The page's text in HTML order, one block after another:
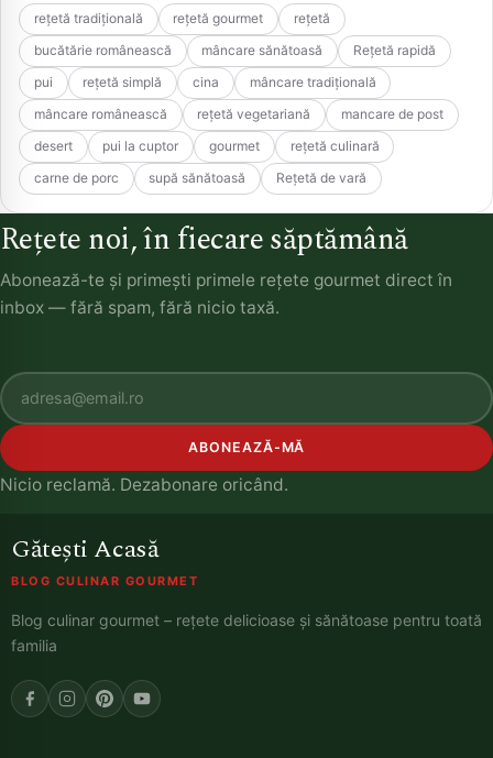
rețetă tradițională rețetă gourmet
rețetă
bucătărie românească
mâncare sănătoasă
Rețetă rapidă
pui
rețetă simplă cina
mâncare tradițională
mâncare românească
rețetă vegetariană
mancare de post
desert
pui la cuptor gourmet
rețetă culinară
carne de porc
supă sănătoasă Rețetă de vară
Rețete noi, în fiecare săptămână
Abonează-te și primești primele rețete gourmet direct în
inbox — fără spam, fără nicio taxă.
ABONEAZĂ-MĂ
Nicio reclamă. Dezabonare oricând.
Gătești Acasă
BLOG CULINAR GOURMET
Blog culinar gourmet – rețete delicioase și sănătoase pentru toată
familia